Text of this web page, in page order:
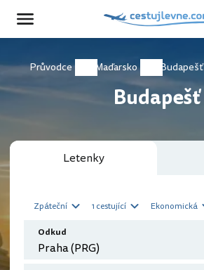
Průvodce Maďarsko Budapešť
Budapešť
Letenky
Zpáteční 1 cestující Ekonomická
Odkud